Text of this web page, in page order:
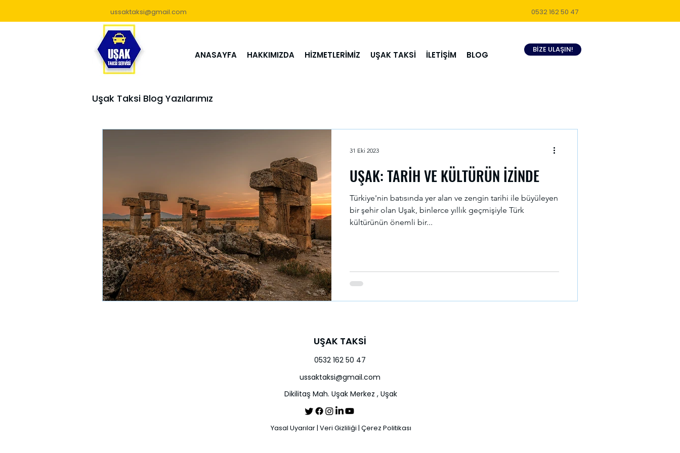
ussaktaksi@gmail.com 0532 162 50 47
ANASAYFA HAKKIMIZDA HİZMETLERİMİZ UŞAK TAKSİ İLETİŞİM BLOG
BİZE ULAŞIN!
Uşak Taksi Blog Yazılarımız
UŞAK: TARİH VE KÜLTÜRÜN İZİNDE
Türkiye'nin batısında yer alan ve zengin tarihi ile büyüleyen
bir şehir olan Uşak, binlerce yıllık geçmişiyle Türk
kültürünün önemli bir...
31 Eki 2023
UŞAK TAKSİ
0532 162 50 47
ussaktaksi@gmail.com
Dikilitaş Mah. Uşak Merkez , Uşak
Yasal Uyarılar| Veri Gizliliği | Çerez Politikası